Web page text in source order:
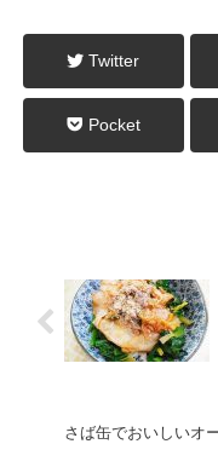
Twitter
Pocket
さば缶でおいしいオ